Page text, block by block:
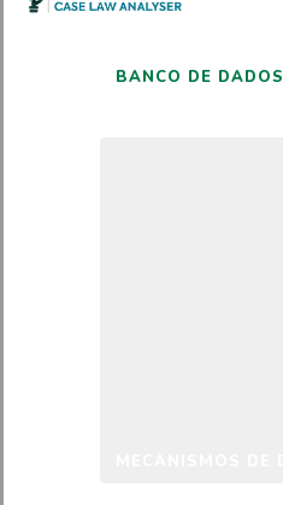
BANCO DE DADOS